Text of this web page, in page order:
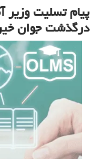
پیام تسلیت
درگذشت جوان